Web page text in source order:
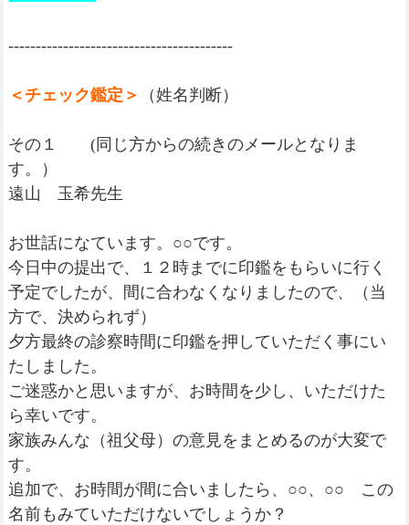
-----------------------------------------
＜チェック鑑定＞ （姓名判断）
その１ (同じ方からの続きのメールとなりま
す。）
遠山 玉希先生
お世話になています。○○です。
今日中の提出で、１２時までに印鑑をもらいに行く
予定でしたが、間に合わなくなりましたので、（当
方で、決められず）
夕方最終の診察時間に印鑑を押していただく事にい
たしました。
ご迷惑かと思いますが、お時間を少し、いただけた
ら幸いです。
家族みんな（祖父母）の意見をまとめるのが大変で
す。
追加で、お時間が間に合いましたら、○○、○○ この
名前もみていただけないでしょうか？